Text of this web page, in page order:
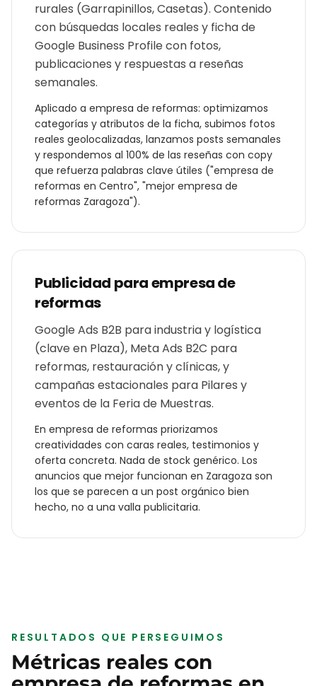
rurales (Garrapinillos, Casetas). Contenido
con búsquedas locales reales y ficha de
Google Business Profile con fotos,
publicaciones y respuestas a reseñas
semanales.
Aplicado a empresa de reformas: optimizamos
categorías y atributos de la ficha, subimos fotos
reales geolocalizadas, lanzamos posts semanales
y respondemos al 100% de las reseñas con copy
que refuerza palabras clave útiles ("empresa de
reformas en Centro", "mejor empresa de
reformas Zaragoza").
Publicidad paraempresa de
reformas
Google Ads B2B para industria y logística
(clave en Plaza), Meta Ads B2C para
reformas, restauración y clínicas, y
campañas estacionales para Pilares y
eventos de la Feria de Muestras.
En empresa de reformas priorizamos
creatividades con caras reales, testimonios y
oferta concreta. Nada de stock genérico. Los
anuncios que mejor funcionan en Zaragoza son
los que se parecen a un post orgánico bien
hecho, no a una valla publicitaria.
RESULTADOS QUE PERSEGUIMOS
Métricas reales con